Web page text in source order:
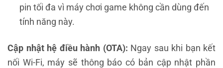
pin tối đa vì máy chơi game không cần dùng đến
tính năng này.
Cập nhật hệ điều hành (OTA): Ngay sau khi bạn kết
nối Wi-Fi, máy sẽ thông báo có bản cập nhật phần